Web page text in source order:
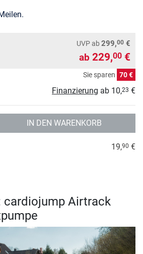
UVPab 299,00 €
ab 229,00 €
Sie sparen 70 €
Finanzierung ab 10,23 €
IN DEN WARENKORB
19,90 €
cardiojump Airtrack